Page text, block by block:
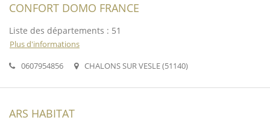
CONFORT DOMO FRANCE
Liste des départements : 51
Plus d'informations
0607954856
CHALONS SUR VESLE (51140)
ARS HABITAT